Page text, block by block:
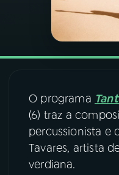
PODCASTS
VIDEOCASTS
ÚLTIMAS
08FESTIVAL DE
O programa
(6) traz a
percussionista e
Tavares, artista
verdiana.